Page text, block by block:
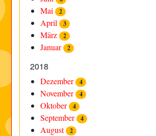
Mai 2
April 3
März 2
Januar 2
2018
Dezember 4
November 4
Oktober 4
September 4
August 2